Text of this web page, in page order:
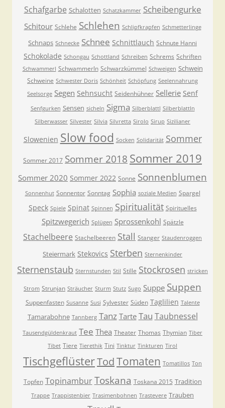
Schafgarbe Schalotten Schatzkammer Scheibengurke
Schitour Schlehe Schlehen Schlipfkrapfen Schmetterlinge
Schnaps Schnecke Schnee Schnittlauch Schnute Hanni
Schokolade Schongau Schottland Schreiben Schrems Schriften
Schwammerl Schwammerln Schwarzkümmel Schweigen Schwein
Schweine Schwester Doris Schönheit Schöpfung Seelennahrung
Seelsorge Segen Sehnsucht Seidenhühner Sellerie Senf
Senfgurken Sensen sicheln Sigma Silberblattl Silberblattln
Silberwasser Silvester Silvia Silvretta Sirolo Sirup Sizilianer
Slowenien Slow food Socken Solidarität Sommer
Sommer 2017 Sommer 2018 Sommer 2019
Sommer 2020 Sommer 2022 Sonne Sonnenblumen
Sonnenhut Sonnentor Sonntag Sophia soziale Medien Spargel
Speck Spiele Spinat Spinnen Spiritualität Spirituelles
Spitzwegerich Splügen Sprossenkohl Spätzle
Stachelbeere Stachelbeeren Stall Stanger Staudenroggen
Steiermark Stekovics Sterben Sternenkinder
Sternenstaub Sternstunden Stil Stille Stockrosen stricken
Strom Strunjan Sträucher Sturm Stutz Sugo Suppe Suppen
Suppenfasten Susanne Susi Sylvester Süden Taglilien Talente
Tamarabohne Tannberg Tanz Tarte Tau Taubnessel
Tausendgüldenkraut Tee Thea Theater Thomas Thymian Tiber
Tibet Tiere Tierethik Tini Tinktur Tinkturen Tirol
TischgeflüsterTodTomaten Tomatillos Ton
Topfen Topinambur Toskana Toskana 2015 Tradition
Trappe Trappistenbier Trasimenbohnen Trastevere Trauben